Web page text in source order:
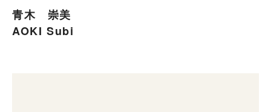
青木 崇美
AOKI Subi